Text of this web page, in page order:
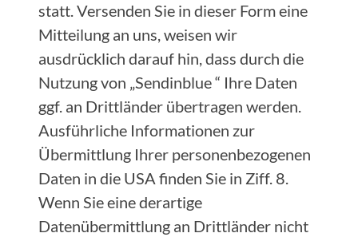
statt. Versenden Sie in dieser Form eine
Mitteilung an uns, weisen wir
ausdrücklich darauf hin, dass durch die
Nutzung von „Sendinblue “ Ihre Daten
ggf. an Drittländer übertragen werden.
Ausführliche Informationen zur
Übermittlung Ihrer personenbezogenen
Daten in die USA finden Sie in Ziff. 8.
Wenn Sie eine derartige
Datenübermittlung an Drittländer nicht